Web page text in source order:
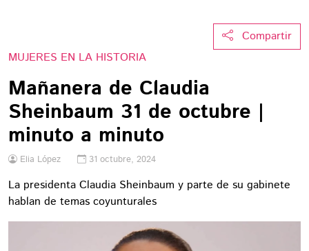
Compartir
MUJERES EN LA HISTORIA
Mañanera de Claudia
Sheinbaum 31 de octubre |
minuto a minuto
Elia López 31 octubre, 2024
La presidenta Claudia Sheinbaum y parte de su gabinete
hablan de temas coyunturales